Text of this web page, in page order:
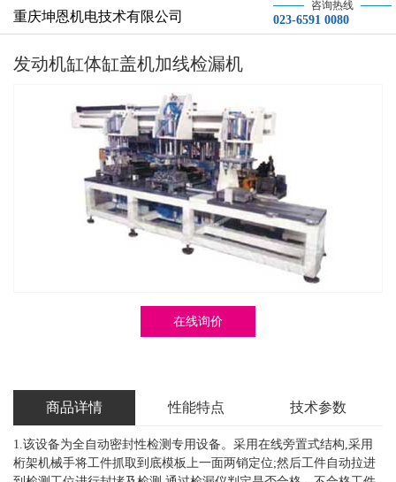
重庆坤恩机电技术有限公司
咨询热线
023-6591 0080
发动机缸体缸盖机加线检漏机
在线询价
商品详情 性能特点 技术参数
1.该设备为全自动密封性检测专用设备。采用在线旁置式结构,采用
桁架机械手将工件抓取到底模板上一面两销定位;然后工件自动拉进